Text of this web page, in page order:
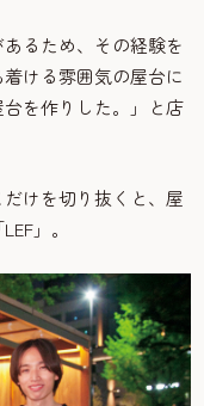
るため、その経験を
ける雰囲気の屋台に
を作りした。」と店
けを切り抜くと、屋
」。